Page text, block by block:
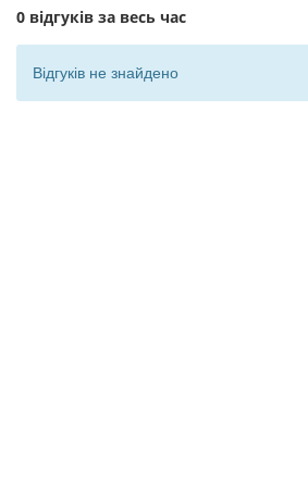
0 відгуків за весь час
Відгуків не знайдено